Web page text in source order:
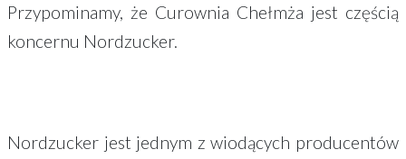
Przypominamy, że Curownia Chełmża jest częścią
koncernu Nordzucker.
Nordzucker jest jednym z wiodących producentów